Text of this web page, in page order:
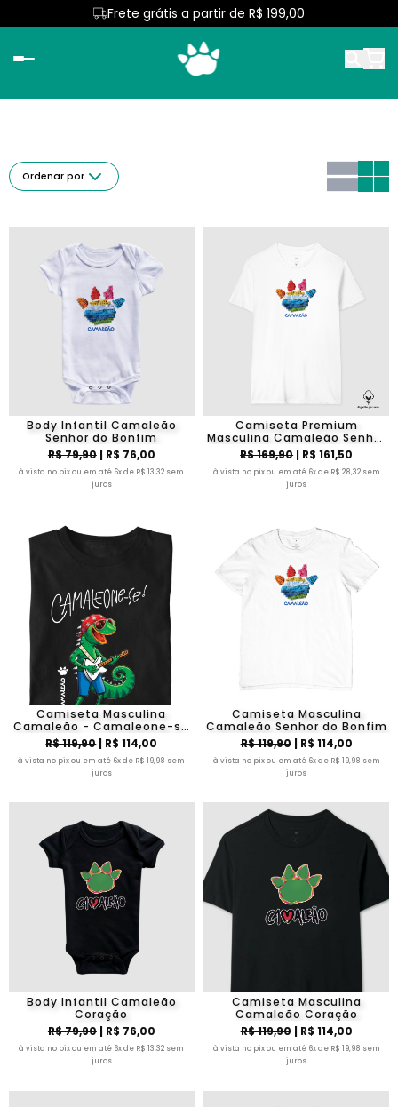
Frete grátis a partir de R$ 199,00
Ordenar por
Body Infantil Camaleão
Senhor do Bonfim
R$ 79,90| R$ 76,00
à vista no pix ou em até 6x de R$ 13,32 sem
juros
Camiseta Premium
Masculina Camaleão Senhor
do Bonfim - Algodão Pima
R$ 169,90| R$ 161,50
à vista no pix ou em até 6x de R$ 28,32 sem
juros
Camiseta Masculina
Camaleão - Camaleone-se
Guitarra
R$ 119,90| R$ 114,00
à vista no pix ou em até 6x de R$ 19,98 sem
juros
Camiseta Masculina
Camaleão Senhor do Bonfim
R$ 119,90| R$ 114,00
à vista no pix ou em até 6x de R$ 19,98 sem
juros
Body Infantil Camaleão
Coração
R$ 79,90| R$ 76,00
à vista no pix ou em até 6x de R$ 13,32 sem
juros
Camiseta Masculina
Camaleão Coração
R$ 119,90| R$ 114,00
à vista no pix ou em até 6x de R$ 19,98 sem
juros